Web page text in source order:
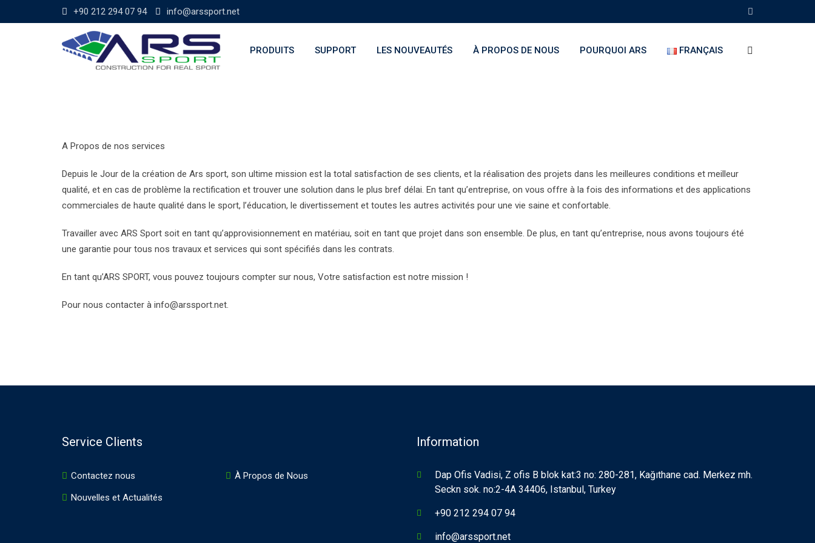
to
+90 212 294 07 94 info@arssport.net
PRODUITS SUPPORT LES NOUVEAUTÉS À PROPOS DE NOUS POURQUOI ARS FRANÇAIS
A Propos de nos services
Depuis le Jour de la création de Ars sport, son ultime mission est la total satisfaction de ses clients, et la réalisation des projets dans les meilleures conditions et meilleur
qualité, et en cas de problème la rectification et trouver une solution dans le plus bref délai. En tant qu’entreprise, on vous offre à la fois des informations et des applications
commerciales de haute qualité dans le sport, l’éducation, le divertissement et toutes les autres activités pour une vie saine et confortable.
Travailler avec ARS Sport soit en tant qu’approvisionnement en matériau, soit en tant que projet dans son ensemble. De plus, en tant qu’entreprise, nous avons toujours été
une garantie pour tous nos travaux et services qui sont spécifiés dans les contrats.
En tant qu’ARS SPORT, vous pouvez toujours compter sur nous, Votre satisfaction est notre mission !
Pour nous contacter à info@arssport.net.
Service Clients
Contactez nous
À Propos de Nous
Nouvelles et Actualités
Information
Dap Ofis Vadisi, Z ofis B blok kat:3 no: 280-281, Kağıthane cad. Merkez mh.
Seckn sok. no:2-4A 34406, Istanbul, Turkey
+90 212 294 07 94
info@arssport.net